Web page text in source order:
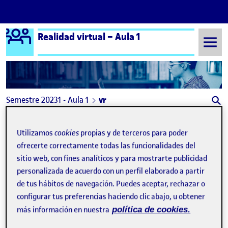
Saltar al contenido
Logo Ágora
Realidad virtual – Aula 1
Semestre 20231 - Aula 1 vr
vr
Publicado porApple Vision Pro
Publicado por
Azazel Fernández Prado
Visibilidad:
Pública Fecha de publicación
25 Oct 2023 2 marzo, 2024 5:59 pm
comentarioen Apple Vision Pro
Utilizamoscookies propias y de terceros para poder
ofrecerte correctamente todas las funcionalidades del
sitio web, con fines analíticos y para mostrarte publicidad
personalizada de acuerdo con un perfil elaborado a partir
de tus hábitos de navegación. Puedes aceptar, rechazar o
configurar tus preferencias haciendo clic abajo, u obtener
más información en nuestra política de cookies.